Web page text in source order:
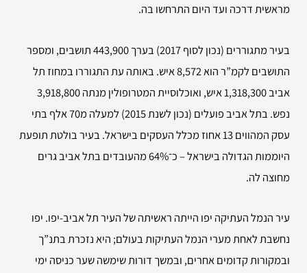
מראשית דרכה ועד היום התרחשו בה.
בעיר מתגוררים (נכון לסוף 2017) בערך 443,900 תושבים, ומספר
התושבים לקמ”ר הוא 8,572 איש. באותה עת התגוררו במחוז תל
אביב 1,318,300 איש, ואוכלוסיית המטרופולין מנתה 3,918,800
נפש. בתל אביב פועלים (נכון לשנת 2015) למעלה מ70 אלף בתי
עסק המהווים 13 אחוז מכלל העסקים בישראל. בעיר בולטת תופעת
היוממות הגדולה בישראל – כ־64% מהעובדים בתל אביב גרים
מחוצה לה.
עיר הנמל העתיקה יפו הייתה ראשיתה של העיר תל אביב-יפו. יפו
נחשבת לאחת מערי הנמל העתיקות בעולם; היא נזכרת בתנ”ך
ובמקורות קדומים אחרים, ובמשך דורות שימשה שער כניסה ימי